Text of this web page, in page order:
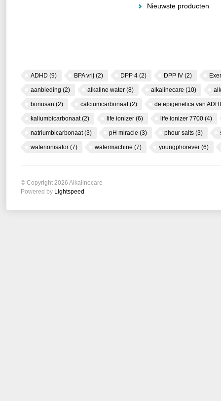
Nieuwste producten
ADHD (9) BPA vrij (2) DPP 4 (2) DPP IV (2)
aanbieding (2) alkaline water (8) alkalinecare (10)
bonusan (2) calciumcarbonaat(2) de epigenetica van
kaliumbicarbonaat(2) life ionizer (6) life ionizer 7700 (4)
natriumbicarbonaat(3) pH miracle (3) phour salts (3)
waterionisator (7) watermachine (7) youngphorever (6)
© Copyright 2026 Alkalinecare
Powered by Lightspeed